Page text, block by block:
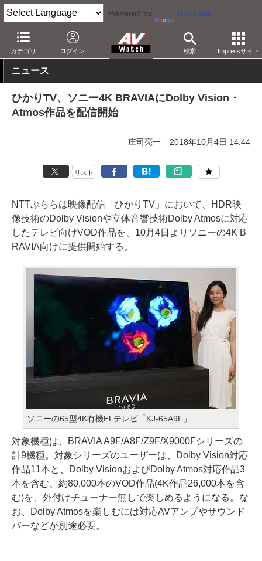
Powered by Translate
カテゴリ ログイン 検索 Impressサイト
AV Watch コンテンツ・サービス 映像配信 ひかりTV
ニュース
ひかりTV、ソニー4K BRAVIAにDolby Vision・
Atmos作品を配信開始
庄司亮一 2018年10月4日 14:44
リスト
NTTぷららは映像配信「ひかりTV」において、HDR映
像技術のDolby Visionや立体音響技術Dolby Atmosに対応
したテレビ向けVOD作品を、10月4日よりソニーの4K B
RAVIA向けに提供開始する。
ソニーの65型4K有機ELテレビ「KJ-65A9F」
対象機種は、BRAVIA A9F/A8F/Z9F/X9000Fシリーズの
計9機種。対象シリーズのユーザーは、Dolby Vision対応
作品11本と、Dolby VisionおよびDolby Atmos対応作品3
本を含む、約80,000本のVOD作品(4K作品26,000本を含
む)を、外付けチューナー無しで楽しめるようになる。な
お、Dolby Atmosを楽しむには対応AVアンプやサウンド
バーなどが別途必要。